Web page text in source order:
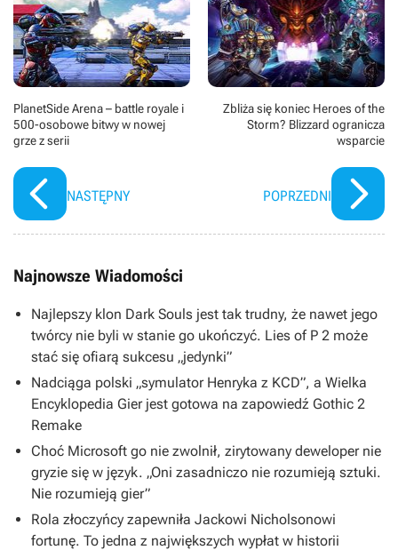
PlanetSide Arena – battle royale i
500-osobowe bitwy w nowej
grze z serii
NASTĘPNY
Zbliża się koniec Heroes of the
Storm? Blizzard ogranicza
wsparcie
POPRZEDNI
Najnowsze Wiadomości
Najlepszy klon Dark Souls jest tak trudny, że nawet jego
twórcy nie byli w stanie go ukończyć. Lies of P 2 może
stać się ofiarą sukcesu „jedynki”
Nadciąga polski „symulator Henryka z KCD”, a Wielka
Encyklopedia Gier jest gotowa na zapowiedź Gothic 2
Remake
Choć Microsoft go nie zwolnił, zirytowany deweloper nie
gryzie się w język. „Oni zasadniczo nie rozumieją sztuki.
Nie rozumieją gier”
Rola złoczyńcy zapewniła Jackowi Nicholsonowi
fortunę. To jedna z największych wypłat w historii